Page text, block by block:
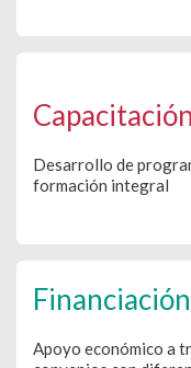
Capacitación
Desarrollo de
formación integral
Financiación
Apoyo económico a